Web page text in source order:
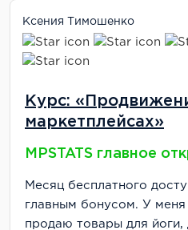
Ксения Тимошенко
Курс:
маркетплейсах»
MPSTATS главное
Месяц бесплатного
главным бонусом. У
продаю товары для